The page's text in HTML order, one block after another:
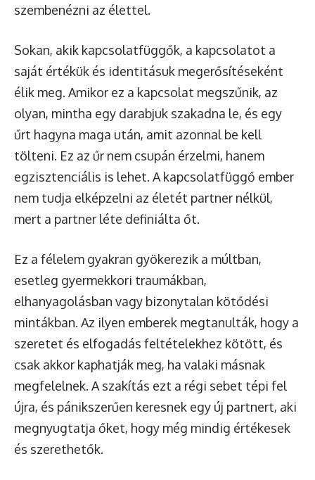
szembenézni az élettel.
Sokan, akik kapcsolatfüggők, a kapcsolatot a
saját értékük és identitásuk megerősítéseként
élik meg. Amikor ez a kapcsolat megszűnik, az
olyan, mintha egy darabjuk szakadna le, és egy
űrt hagyna maga után, amit azonnal be kell
tölteni. Ez az űr nem csupán érzelmi, hanem
egzisztenciális is lehet. A kapcsolatfüggő ember
nem tudja elképzelni az életét partner nélkül,
mert a partner léte definiálta őt.
Ez a félelem gyakran gyökerezik a múltban,
esetleg gyermekkori traumákban,
elhanyagolásban vagy bizonytalan kötődési
mintákban. Az ilyen emberek megtanulták, hogy a
szeretet és elfogadás feltételekhez kötött, és
csak akkor kaphatják meg, ha valaki másnak
megfelelnek. A szakítás ezt a régi sebet tépi fel
újra, és pánikszerűen keresnek egy új partnert, aki
megnyugtatja őket, hogy még mindig értékesek
és szerethetők.